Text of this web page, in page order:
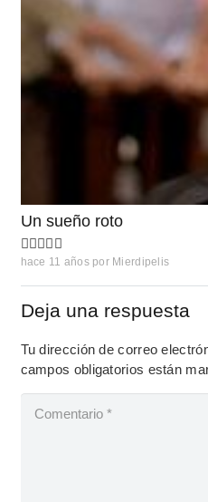
Un sueño roto
hace 11 años por Mierdipelis
Deja una respuesta
Tu dirección de correo
campos obligatorios están